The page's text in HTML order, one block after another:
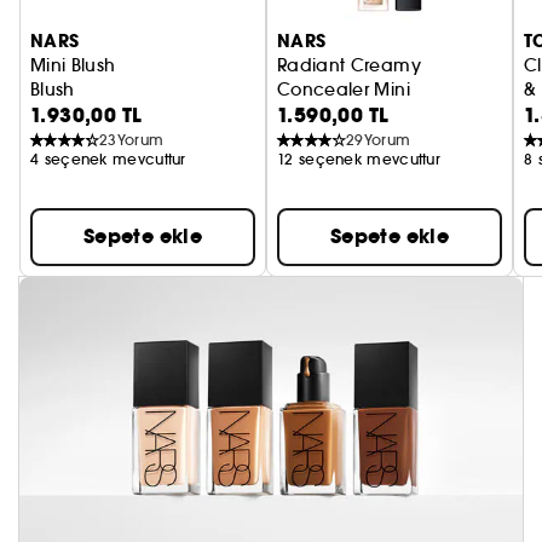
NARS
Mini Blush
Blush
1.930,00 TL
23Yorum
4 seçenek mevcuttur
Sepete ekle
NARS
Radiant Creamy
Concealer Mini
Seyahat Boy Kapatıcı
1.590,00 TL
29Yorum
12 seçenek mevcuttur
Sepete ekle
&
8